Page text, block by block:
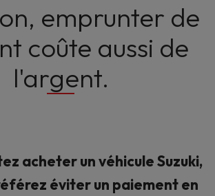
emprunter de
coûte aussi de
l'argent.
acheter un véhicule Suzuki,
éviter un paiement en